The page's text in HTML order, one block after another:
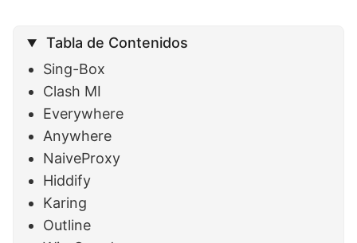
Tabla de Contenidos
Sing-Box
Clash MI
Everywhere
Anywhere
NaiveProxy
Hiddify
Karing
Outline